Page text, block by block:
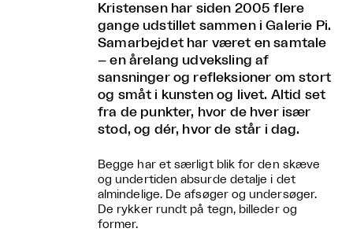
Kristensen har siden 2005 flere
gange udstillet sammen i Galerie Pi.
Samarbejdet har været en samtale
– en årelang udveksling af
sansninger og refleksioner om stort
og småt i kunsten og livet. Altid set
fra de punkter, hvor de hver især
stod, og dér, hvor de står i dag.
Begge har et særligt blik for den skæve
og undertiden absurde detalje i det
almindelige. De afsøger og undersøger.
De rykker rundt på tegn, billeder og
former.